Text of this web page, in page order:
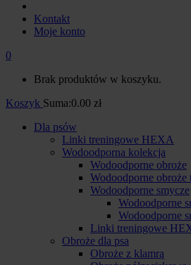
Kontakt
Moje konto
0
Brak produktów w koszyku.
Koszyk Suma:0.00 zł
Dla psów
Linki treningowe HEXA
Wodoodporna kolekcja
Wodoodporne obroże
Wodoodporne obroże
Wodoodporne smycze
Wodoodporne
Wodoodporne
Linki treningowe
Obroże dla psa
Obroże z klamrą